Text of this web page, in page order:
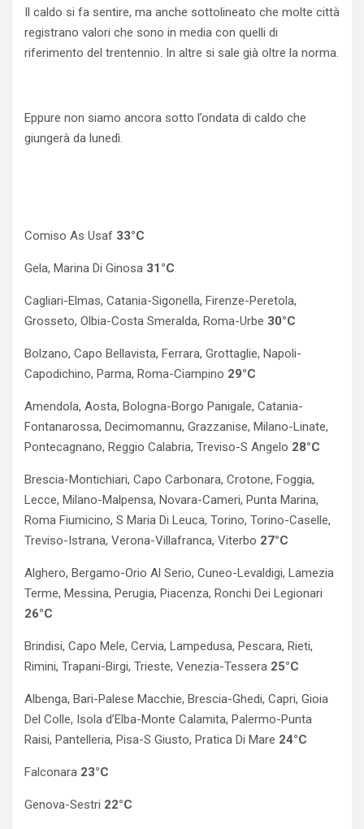
Il caldo si fa sentire, ma anche sottolineato che molte città
registrano valori che sono in media con quelli di
riferimento del trentennio. In altre si sale già oltre la norma.
Eppure non siamo ancora sotto l’ondata di caldo che
giungerà da lunedì.
Comiso As Usaf 33°C
Gela, Marina Di Ginosa 31°C
Cagliari-Elmas, Catania-Sigonella, Firenze-Peretola,
Grosseto, Olbia-Costa Smeralda, Roma-Urbe 30°C
Bolzano, Capo Bellavista, Ferrara, Grottaglie, Napoli-
Capodichino, Parma, Roma-Ciampino 29°C
Amendola, Aosta, Bologna-Borgo Panigale, Catania-
Fontanarossa, Decimomannu, Grazzanise, Milano-Linate,
Pontecagnano, Reggio Calabria, Treviso-S Angelo 28°C
Brescia-Montichiari, Capo Carbonara, Crotone, Foggia,
Lecce, Milano-Malpensa, Novara-Cameri, Punta Marina,
Roma Fiumicino, S Maria Di Leuca, Torino, Torino-Caselle,
Treviso-Istrana, Verona-Villafranca, Viterbo 27°C
Alghero, Bergamo-Orio Al Serio, Cuneo-Levaldigi, Lamezia
Terme, Messina, Perugia, Piacenza, Ronchi Dei Legionari
26°C
Brindisi, Capo Mele, Cervia, Lampedusa, Pescara, Rieti,
Rimini, Trapani-Birgi, Trieste, Venezia-Tessera 25°C
Albenga, Bari-Palese Macchie, Brescia-Ghedi, Capri, Gioia
Del Colle, Isola d’Elba-Monte Calamita, Palermo-Punta
Raisi, Pantelleria, Pisa-S Giusto, Pratica Di Mare 24°C
Falconara 23°C
Genova-Sestri 22°C